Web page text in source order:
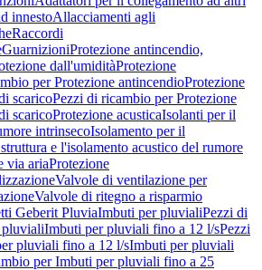
innestoAllacciamenti agli
Raccordi
GuarnizioniProtezione antincendio,
dall'umiditàProtezione
per Protezione antincendioProtezione
scaricoPezzi di ricambio per Protezione
scaricoProtezione acusticaIsolanti per il
intrinsecoIsolamento per il
e l'isolamento acustico del rumore
via ariaProtezione
Valvole di ventilazione per
Valvole di ritegno a risparmio
Geberit PluviaImbuti per pluvialiPezzi di
Imbuti per pluviali fino a 12 l/sPezzi
pluviali fino a 12 l/sImbuti per pluviali
per Imbuti per pluviali fino a 25